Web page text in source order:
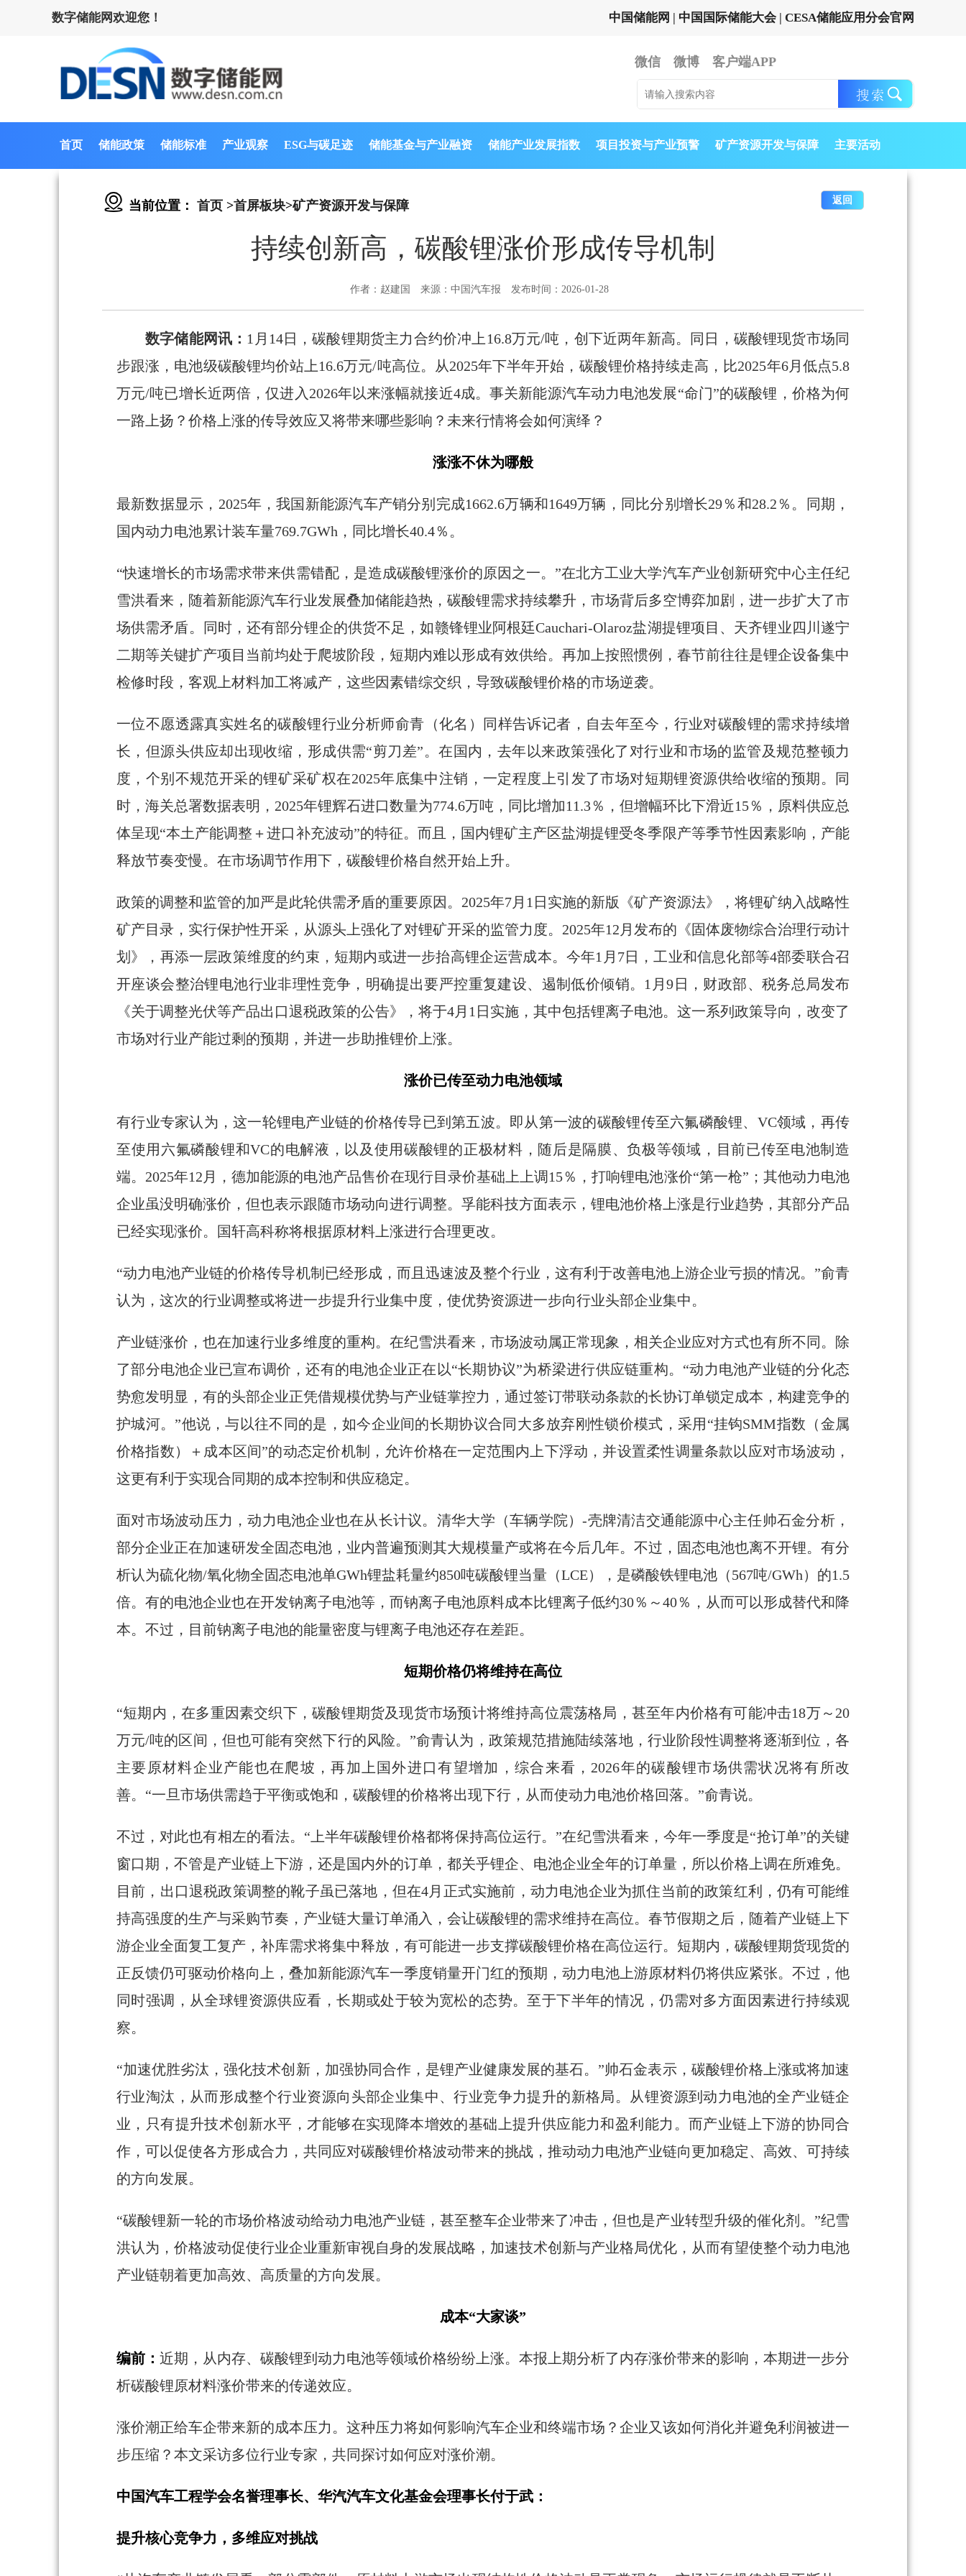
数字储能网欢迎您！ 中国储能网 | 中国国际储能大会 | CESA储能应用分会官网
微信 微博 客户端APP
首页 储能政策 储能标准 产业观察 ESG与碳足迹 储能基金与产业融资 储能产业发展指数 项目投资与产业预警 矿产资源开发与保障 主要活动
当前位置： 首页 >首屏板块>矿产资源开发与保障 返回
持续创新高，碳酸锂涨价形成传导机制
作者：赵建国 来源：中国汽车报 发布时间：2026-01-28
数字储能网讯： 1月14日，碳酸锂期货主力合约价冲上16.8万元/吨，创下近两年新高。同日，碳酸锂现货市场同
步跟涨，电池级碳酸锂均价站上16.6万元/吨高位。从2025年下半年开始，碳酸锂价格持续走高，比2025年6月低点5.8
万元/吨已增长近两倍，仅进入2026年以来涨幅就接近4成。事关新能源汽车动力电池发展“命门”的碳酸锂，价格为何
一路上扬？价格上涨的传导效应又将带来哪些影响？未来行情将会如何演绎？
涨涨不休为哪般
最新数据显示，2025年，我国新能源汽车产销分别完成1662.6万辆和1649万辆，同比分别增长29％和28.2％。同期，
国内动力电池累计装车量769.7GWh，同比增长40.4％。
“快速增长的市场需求带来供需错配，是造成碳酸锂涨价的原因之一。”在北方工业大学汽车产业创新研究中心主任纪
雪洪看来，随着新能源汽车行业发展叠加储能趋热，碳酸锂需求持续攀升，市场背后多空博弈加剧，进一步扩大了市
场供需矛盾。同时，还有部分锂企的供货不足，如赣锋锂业阿根廷Cauchari-Olaroz盐湖提锂项目、天齐锂业四川遂宁
二期等关键扩产项目当前均处于爬坡阶段，短期内难以形成有效供给。再加上按照惯例，春节前往往是锂企设备集中
检修时段，客观上材料加工将减产，这些因素错综交织，导致碳酸锂价格的市场逆袭。
一位不愿透露真实姓名的碳酸锂行业分析师俞青（化名）同样告诉记者，自去年至今，行业对碳酸锂的需求持续增
长，但源头供应却出现收缩，形成供需“剪刀差”。在国内，去年以来政策强化了对行业和市场的监管及规范整顿力
度，个别不规范开采的锂矿采矿权在2025年底集中注销，一定程度上引发了市场对短期锂资源供给收缩的预期。同
时，海关总署数据表明，2025年锂辉石进口数量为774.6万吨，同比增加11.3％，但增幅环比下滑近15％，原料供应总
体呈现“本土产能调整＋进口补充波动”的特征。而且，国内锂矿主产区盐湖提锂受冬季限产等季节性因素影响，产能
释放节奏变慢。在市场调节作用下，碳酸锂价格自然开始上升。
政策的调整和监管的加严是此轮供需矛盾的重要原因。2025年7月1日实施的新版《矿产资源法》，将锂矿纳入战略性
矿产目录，实行保护性开采，从源头上强化了对锂矿开采的监管力度。2025年12月发布的《固体废物综合治理行动计
划》，再添一层政策维度的约束，短期内或进一步抬高锂企运营成本。今年1月7日，工业和信息化部等4部委联合召
开座谈会整治锂电池行业非理性竞争，明确提出要严控重复建设、遏制低价倾销。1月9日，财政部、税务总局发布
《关于调整光伏等产品出口退税政策的公告》，将于4月1日实施，其中包括锂离子电池。这一系列政策导向，改变了
市场对行业产能过剩的预期，并进一步助推锂价上涨。
涨价已传至动力电池领域
有行业专家认为，这一轮锂电产业链的价格传导已到第五波。即从第一波的碳酸锂传至六氟磷酸锂、VC领域，再传
至使用六氟磷酸锂和VC的电解液，以及使用碳酸锂的正极材料，随后是隔膜、负极等领域，目前已传至电池制造
端。2025年12月，德加能源的电池产品售价在现行目录价基础上上调15％，打响锂电池涨价“第一枪”；其他动力电池
企业虽没明确涨价，但也表示跟随市场动向进行调整。孚能科技方面表示，锂电池价格上涨是行业趋势，其部分产品
已经实现涨价。国轩高科称将根据原材料上涨进行合理更改。
“动力电池产业链的价格传导机制已经形成，而且迅速波及整个行业，这有利于改善电池上游企业亏损的情况。”俞青
认为，这次的行业调整或将进一步提升行业集中度，使优势资源进一步向行业头部企业集中。
产业链涨价，也在加速行业多维度的重构。在纪雪洪看来，市场波动属正常现象，相关企业应对方式也有所不同。除
了部分电池企业已宣布调价，还有的电池企业正在以“长期协议”为桥梁进行供应链重构。“动力电池产业链的分化态
势愈发明显，有的头部企业正凭借规模优势与产业链掌控力，通过签订带联动条款的长协订单锁定成本，构建竞争的
护城河。”他说，与以往不同的是，如今企业间的长期协议合同大多放弃刚性锁价模式，采用“挂钩SMM指数（金属
价格指数）＋成本区间”的动态定价机制，允许价格在一定范围内上下浮动，并设置柔性调量条款以应对市场波动，
这更有利于实现合同期的成本控制和供应稳定。
面对市场波动压力，动力电池企业也在从长计议。清华大学（车辆学院）-壳牌清洁交通能源中心主任帅石金分析，
部分企业正在加速研发全固态电池，业内普遍预测其大规模量产或将在今后几年。不过，固态电池也离不开锂。有分
析认为硫化物/氧化物全固态电池单GWh锂盐耗量约850吨碳酸锂当量（LCE），是磷酸铁锂电池（567吨/GWh）的1.5
倍。有的电池企业也在开发钠离子电池等，而钠离子电池原料成本比锂离子低约30％～40％，从而可以形成替代和降
本。不过，目前钠离子电池的能量密度与锂离子电池还存在差距。
短期价格仍将维持在高位
“短期内，在多重因素交织下，碳酸锂期货及现货市场预计将维持高位震荡格局，甚至年内价格有可能冲击18万～20
万元/吨的区间，但也可能有突然下行的风险。”俞青认为，政策规范措施陆续落地，行业阶段性调整将逐渐到位，各
主要原材料企业产能也在爬坡，再加上国外进口有望增加，综合来看，2026年的碳酸锂市场供需状况将有所改
善。“一旦市场供需趋于平衡或饱和，碳酸锂的价格将出现下行，从而使动力电池价格回落。”俞青说。
不过，对此也有相左的看法。“上半年碳酸锂价格都将保持高位运行。”在纪雪洪看来，今年一季度是“抢订单”的关键
窗口期，不管是产业链上下游，还是国内外的订单，都关乎锂企、电池企业全年的订单量，所以价格上调在所难免。
目前，出口退税政策调整的靴子虽已落地，但在4月正式实施前，动力电池企业为抓住当前的政策红利，仍有可能维
持高强度的生产与采购节奏，产业链大量订单涌入，会让碳酸锂的需求维持在高位。春节假期之后，随着产业链上下
游企业全面复工复产，补库需求将集中释放，有可能进一步支撑碳酸锂价格在高位运行。短期内，碳酸锂期货现货的
正反馈仍可驱动价格向上，叠加新能源汽车一季度销量开门红的预期，动力电池上游原材料仍将供应紧张。不过，他
同时强调，从全球锂资源供应看，长期或处于较为宽松的态势。至于下半年的情况，仍需对多方面因素进行持续观
察。
“加速优胜劣汰，强化技术创新，加强协同合作，是锂产业健康发展的基石。”帅石金表示，碳酸锂价格上涨或将加速
行业淘汰，从而形成整个行业资源向头部企业集中、行业竞争力提升的新格局。从锂资源到动力电池的全产业链企
业，只有提升技术创新水平，才能够在实现降本增效的基础上提升供应能力和盈利能力。而产业链上下游的协同合
作，可以促使各方形成合力，共同应对碳酸锂价格波动带来的挑战，推动动力电池产业链向更加稳定、高效、可持续
的方向发展。
“碳酸锂新一轮的市场价格波动给动力电池产业链，甚至整车企业带来了冲击，但也是产业转型升级的催化剂。”纪雪
洪认为，价格波动促使行业企业重新审视自身的发展战略，加速技术创新与产业格局优化，从而有望使整个动力电池
产业链朝着更加高效、高质量的方向发展。
成本“大家谈”
编前： 近期，从内存、碳酸锂到动力电池等领域价格纷纷上涨。本报上期分析了内存涨价带来的影响，本期进一步分
析碳酸锂原材料涨价带来的传递效应。
涨价潮正给车企带来新的成本压力。这种压力将如何影响汽车企业和终端市场？企业又该如何消化并避免利润被进一
步压缩？本文采访多位行业专家，共同探讨如何应对涨价潮。
中国汽车工程学会名誉理事长、华汽汽车文化基金会理事长付于武：
提升核心竞争力，多维应对挑战